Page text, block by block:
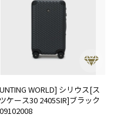
WORLD] シリウス[ス
ケース30 2405SIR]ブラック